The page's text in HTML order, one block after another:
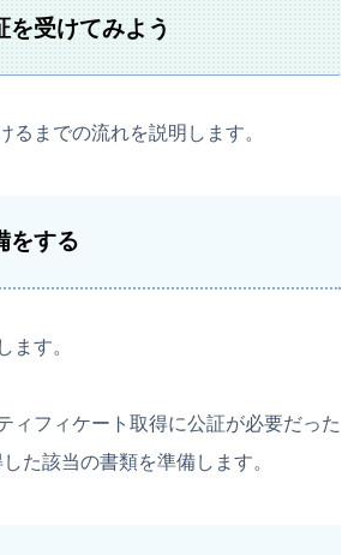
を受けてみよう
るまでの流れを説明します。
をする
ます。
ィフィケート取得に公証が必要だった
た該当の書類を準備します。